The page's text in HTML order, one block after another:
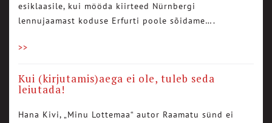
esiklaasile, kui mööda kiirteed Nürnbergi
lennujaamast koduse Erfurti poole sõidame….
>>
Kui (kirjutamis)aega ei ole, tuleb seda
leiutada!
Hana Kivi, „Minu Lottemaa“ autor Raamatu sünd ei